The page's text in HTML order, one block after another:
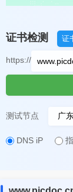
证书检测 证
https://
测试节点
DNS iP